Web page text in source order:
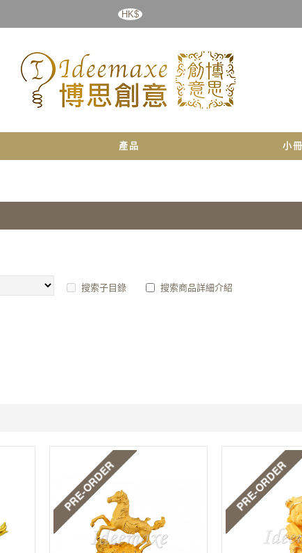
HK$
產品 小
搜索子目錄 搜索商品詳細介紹